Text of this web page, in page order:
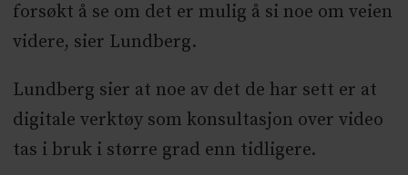
forsøkt å se om det er mulig å si noe om veien
videre, sier Lundberg.
Lundberg sier at noe av det de har sett er at
digitale verktøy som konsultasjon over video
tas i bruk i større grad enn tidligere.